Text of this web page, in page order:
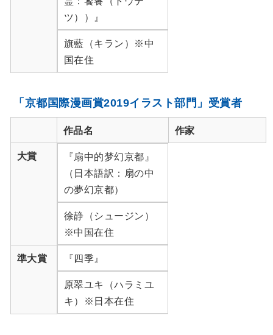
ツ））』
旗藍（キラン）※中
国在住
「京都国際漫画賞2019イラスト部門」受賞者
作品名 作家
大賞
『扇中的梦幻京都』
（日本語訳：扇の中
の夢幻京都）
徐静（シュージン）
※中国在住
準大賞 『四季』
原翠ユキ（ハラミユ
キ）※日本在住